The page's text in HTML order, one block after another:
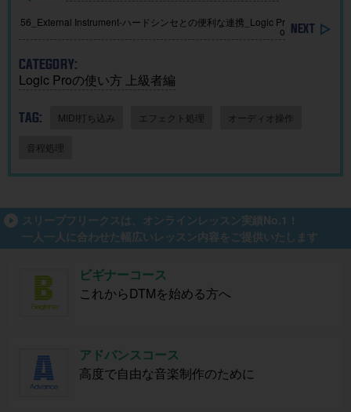
56_External Instrument-ハードシンセとの便利な連携_Logic Pr
o
CATEGORY:
Logic Proの使い方 上級者編
TAG: MIDI打ち込み エフェクト処理 オーディオ操作
音程処理
スリープフリークスは、オンラインレッスン実績No.1！
一人一人に合わせた幅広いレッスン内容をご提供いたします
ビギナーコース
これからDTMを始める方へ
アドバンスコース
高度で自由な音楽制作のために